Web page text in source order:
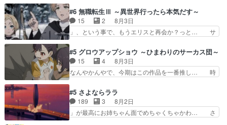
も描かれていて良かった本当… 股に海豚を挟み水
上バスでの会話を反芻…恋… OPEDとも無人バー
ジョンから主人公２人…
ホントスピカが大好きだよね。ツン… 一等級ポテ
ンシャルのアリアちゃん可愛くて… そういや、ア
リアは能力は最上級のくせに、… とうとうアリア
と直接競う場がきたこれまで… 毎度ながらのスピ
マン趣味ダダ漏れで好き… 期末試験が始まろうと
しておりスピカは対策… 能力鑑定胸像タリスマン
氏容姿も評価してし…
#6 無職転生Ⅲ ～異世界行ったら本気だす～
15 2
8月3日
」、という事で、もうエリスと再会か？っと… サ
関係の清算が粛々と進められているサラ… サラと
の関係に対して完全に「昔の女」とし… ルーシー
にデレるルディが完全に親バカで微… サラとは会
ってほしいちゃんとした別れ方し… サラは未練0
キャラモヤモヤする別れ方だ… 役で出演させてい
ただきました！よろしくお… 毎クールメインヒロ
インを好きになっちゃう…
#5 グロウアップショウ ～ひまわりのサーカス団～
15 4
8月3日
なんやかんやで、今期はこの作品を一番推し… 時
愛すぎるな楠木ともりちゃんのね… デフォルメさ
れた表情が特に多かったのが印… 葵＆茜の回も良
きでした。あの証拠写真、ひ… 互いが互いのこと
を想っているのにすれ違っ… 第５話をｄアニメス
#5 さよならララ
189 3
8月2日
」が最高にお姉ちゃん面でめちゃくちゃかわ… さ